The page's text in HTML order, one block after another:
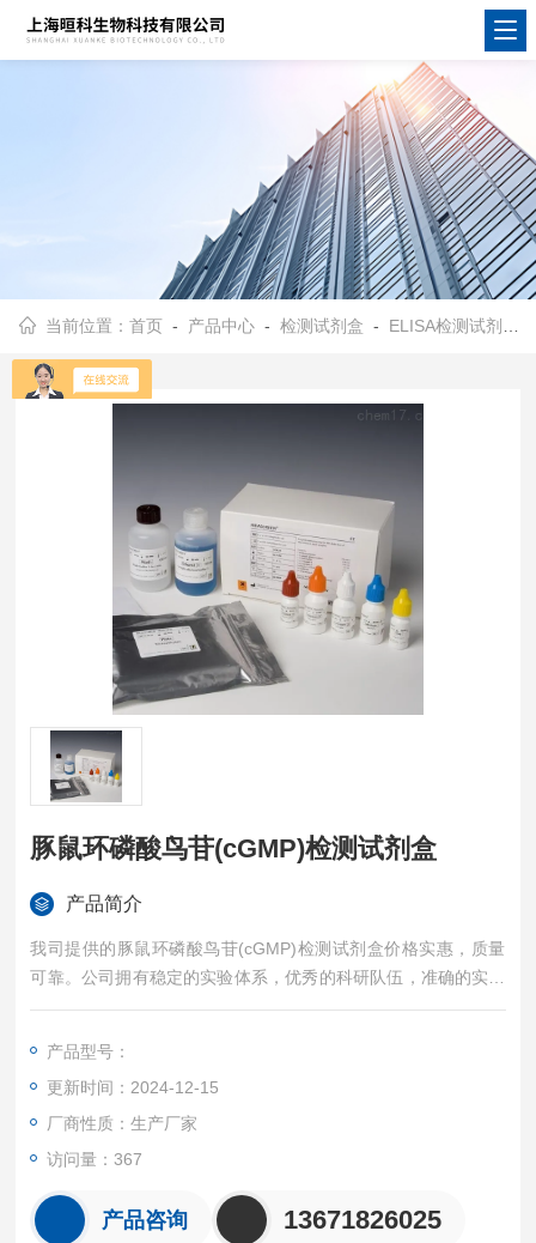
当前位置：首页 - 产品中心 -检测试剂盒 - ELISA检测试剂盒
豚鼠环磷酸鸟苷(cGMP)检测试剂盒
产品简介
我司提供的豚鼠环磷酸鸟苷(cGMP)检测试剂盒价格实惠，质量
可靠。公司拥有稳定的实验体系，优秀的科研队伍，准确的实验
结果，是您值得信赖的合作伙伴，凡购买我司的试剂盒产品都可
产品型号：
更新时间：2024-12-15
厂商性质：生产厂家
访问量：367
产品咨询 13671826025